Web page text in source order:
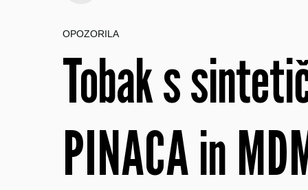
OPOZORILA
Tobak s
PINACA in